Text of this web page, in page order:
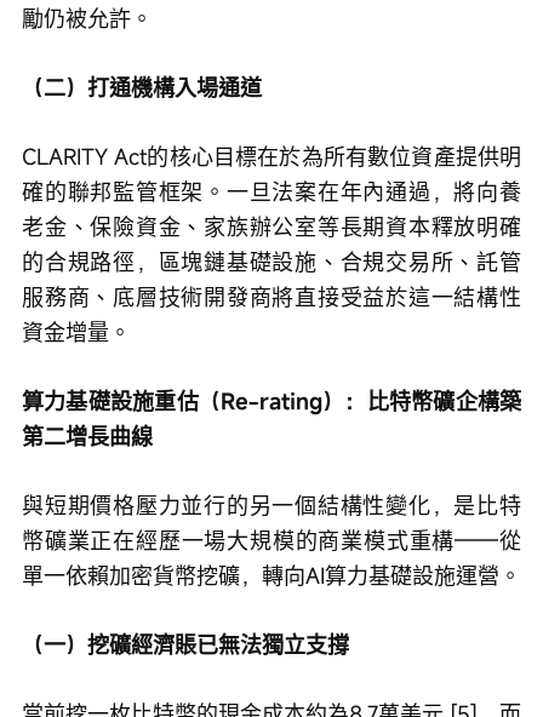
勵仍被允許。
（二）打通機構入場通道
CLARITY Act的核心目標在於為所有數位資產提供明
確的聯邦監管框架。一旦法案在年內通過，將向養
老金、保險資金、家族辦公室等長期資本釋放明確
的合規路徑，區塊鏈基礎設施、合規交易所、託管
服務商、底層技術開發商將直接受益於這一結構性
資金增量。
算力基礎設施重估（Re-rating）：比特幣礦企構築
第二增長曲線
與短期價格壓力並行的另一個結構性變化，是比特
幣礦業正在經歷一場大規模的商業模式重構——從
單一依賴加密貨幣挖礦，轉向AI算力基礎設施運營。
（一）挖礦經濟賬已無法獨立支撐